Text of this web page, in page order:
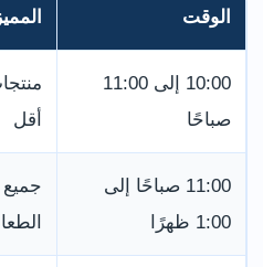
الوقت
10:00 إلى 11:00
صباحًا
أقل
11:00 صباحًا إلى
1:00 ظهرًا